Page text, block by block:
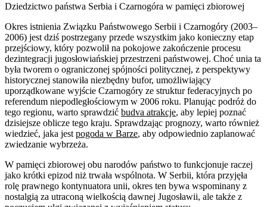
Dziedzictwo państwa Serbia i Czarnogóra w pamięci zbiorowej
Okres istnienia Związku Państwowego Serbii i Czarnogóry (2003–
2006) jest dziś postrzegany przede wszystkim jako konieczny etap
przejściowy, który pozwolił na pokojowe zakończenie procesu
dezintegracji jugosłowiańskiej przestrzeni państwowej. Choć unia ta
była tworem o ograniczonej spójności politycznej, z perspektywy
historycznej stanowiła niezbędny bufor, umożliwiający
uporządkowane wyjście Czarnogóry ze struktur federacyjnych po
referendum niepodległościowym w 2006 roku. Planując podróż do
tego regionu, warto sprawdzić budva atrakcje, aby lepiej poznać
dzisiejsze oblicze tego kraju. Sprawdzając prognozy, warto również
wiedzieć, jaka jest pogoda w Barze, aby odpowiednio zaplanować
zwiedzanie wybrzeża.
W pamięci zbiorowej obu narodów państwo to funkcjonuje raczej
jako krótki epizod niż trwała wspólnota. W Serbii, która przyjęła
rolę prawnego kontynuatora unii, okres ten bywa wspominany z
nostalgią za utraconą wielkością dawnej Jugosławii, ale także z